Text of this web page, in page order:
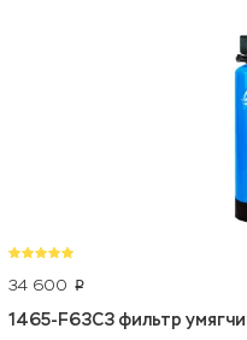
34 600 p
1465-F63C3 фильтр